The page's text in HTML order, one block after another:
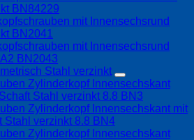
BN84229
mit Innensechsrund
BN2041
mit Innensechsrund
A2 BN2043
Stahl verzinkt
Zylinderkopf Innensechskant
Stahl verzinkt 8.8 BN3
Zylinderkopf Innensechskant mit
Stahl verzinkt 8.8 BN4
Zylinderkopf Innensechskant